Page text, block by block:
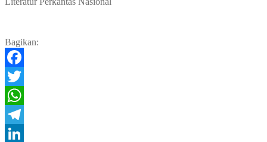
Bagikan:
Facebook
Twitter
WhatsApp
Telegram